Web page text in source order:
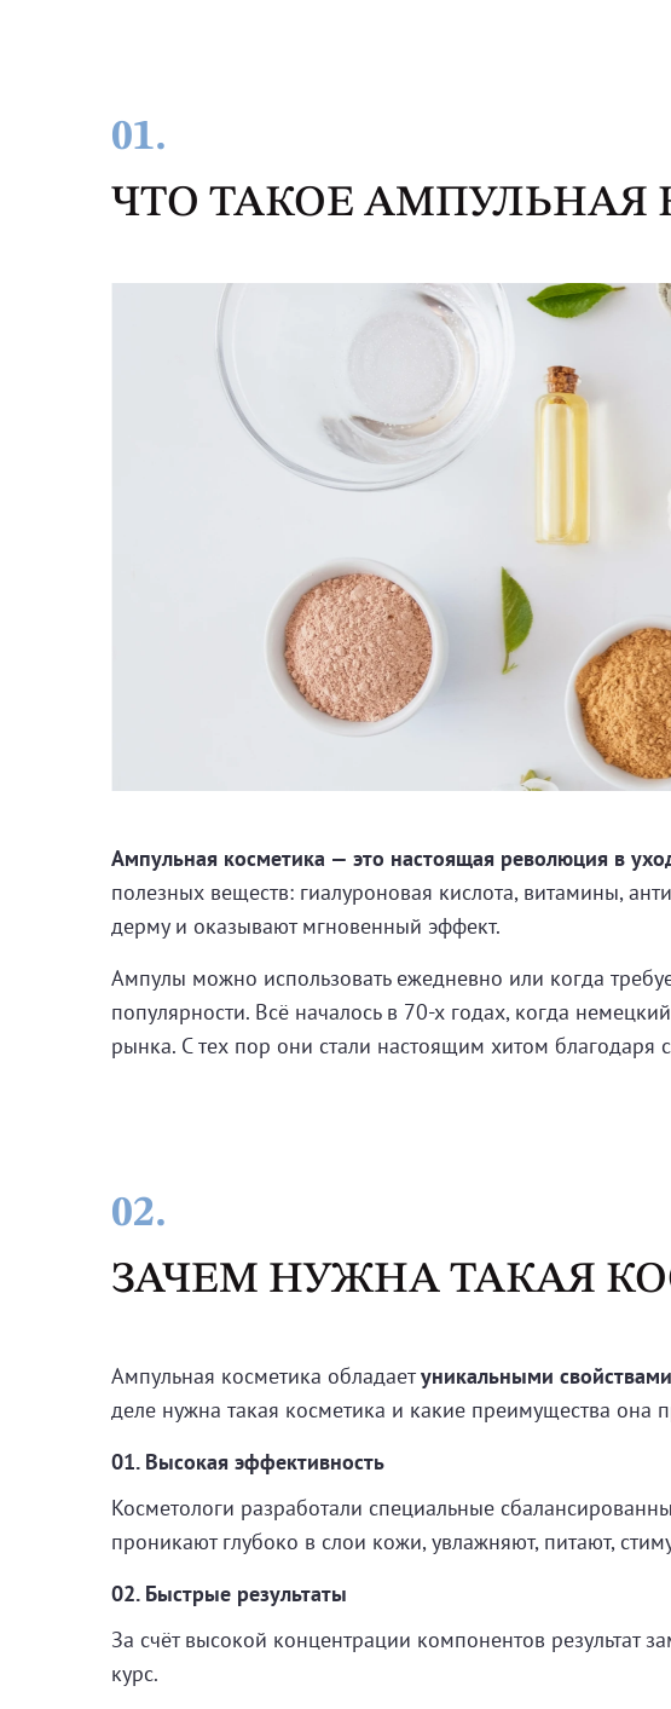
01.
ЧТО ТАКОЕ АМПУЛЬНАЯ
Ампульная косметика — это настоящая революция в
полезных веществ: гиалуроновая кислота, витамины,
дерму и оказывают мгновенный эффект.
Ампулы можно использовать ежедневно или когда
популярности. Всё началось в 70-х годах, когда
рынка. С тех пор они стали настоящим хитом
02.
ЗАЧЕМ НУЖНА ТАКАЯ
Ампульная косметика обладаетуникальными свойствами
деле нужна такая косметика и какие преимущества
01. Высокая эффективность
Косметологи разработали специальные
проникают глубоко в слои кожи, увлажняют, питают,
02. Быстрые результаты
За счёт высокой концентрации компонентов результат
курс.